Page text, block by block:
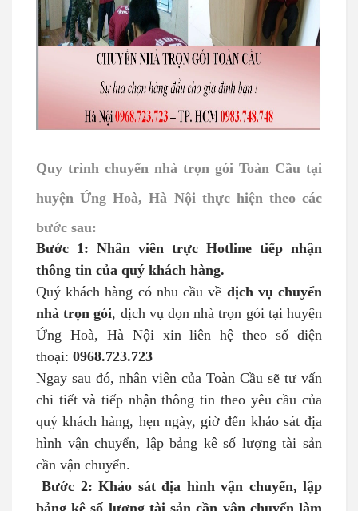
Quy trình chuyển nhà trọn gói Toàn Cầu tại
huyện Ứng Hoà, Hà Nội thực hiện theo các
bước sau:
Bước 1: Nhân viên trực Hotline tiếp nhận
thông tin của quý khách hàng.
Quý khách hàng có nhu cầu về dịch vụ chuyển
nhà trọn gói, dịch vụ dọn nhà trọn gói tại huyện
Ứng Hoà, Hà Nội xin liên hệ theo số điện
thoại: 0968.723.723
Ngay sau đó, nhân viên của Toàn Cầu sẽ tư vấn
chi tiết và tiếp nhận thông tin theo yêu cầu của
quý khách hàng, hẹn ngày, giờ đến khảo sát địa
hình vận chuyển, lập bảng kê số lượng tài sản
cần vận chuyển.
Bước 2: Khảo sát địa hình vận chuyển, lập
bảng kê số lượng tài sản cần vận chuyển làm